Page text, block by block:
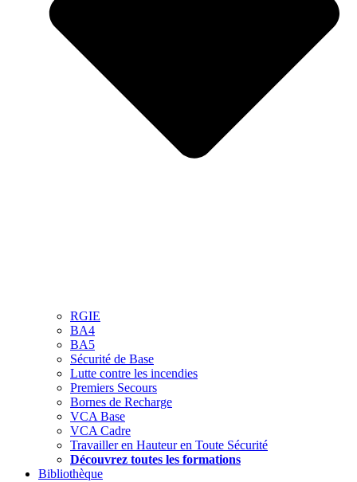
RGIE
BA4
BA5
Sécurité de Base
Lutte contre les incendies
Premiers Secours
Bornes de Recharge
VCA Base
VCA Cadre
Travailler en Hauteur en Toute Sécurité
Découvrez toutes les formations
Bibliothèque